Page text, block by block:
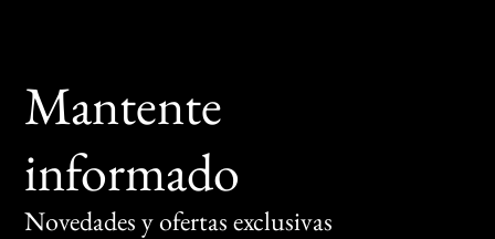
Mantente
informado
Novedades y ofertas exclusivas